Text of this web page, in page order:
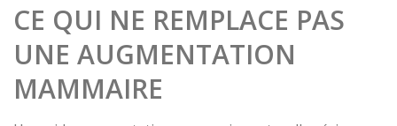
CE QUI NE REMPLACE PAS
UNE AUGMENTATION
MAMMAIRE